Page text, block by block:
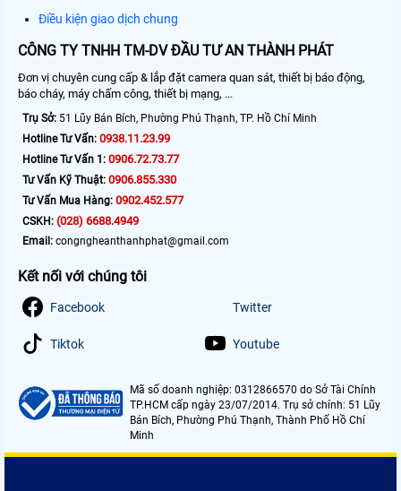
Điều kiện giao dịch chung
CÔNG TY TNHH TM-DV ĐẦU TƯ AN THÀNH PHÁT
Đơn vị chuyên cung cấp & lắp đặt camera quan sát, thiết bị báo động,
báo cháy, máy chấm công, thiết bị mạng, ...
Trụ Sở: 51 Lũy Bán Bích, Phường Phú Thạnh, TP. Hồ Chí Minh
Hotline Tư Vấn: 0938.11.23.99
Hotline Tư Vấn 1: 0906.72.73.77
Tư Vấn Kỹ Thuật: 0906.855.330
Tư Vấn Mua Hàng: 0902.452.577
CSKH: (028) 6688.4949
Email: congngheanthanhphat@gmail.com
Kết nối với chúng tôi
Facebook Twitter
Tiktok Youtube
Mã số doanh nghiệp: 0312866570 do Sở Tài Chính
TP.HCM cấp ngày 23/07/2014. Trụ sở chính: 51 Lũy
Bán Bích, Phường Phú Thạnh, Thành Phố Hồ Chí
Minh